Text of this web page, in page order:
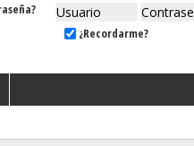
¿Recordarme?